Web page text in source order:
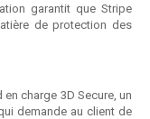
garantit que Stripe
de protection des
charge 3D Secure, un
demande au client de